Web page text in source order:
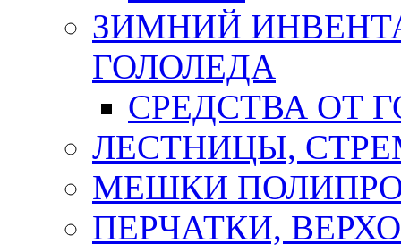
ЗИМНИЙ
ГОЛОЛЕДА
СРЕДСТВА ОТ
ЛЕСТНИЦЫ,
МЕШКИ
ПЕРЧАТКИ,